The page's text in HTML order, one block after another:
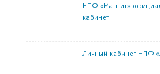
НПФ «Магнит»
кабинет
Личный кабинет НПФ